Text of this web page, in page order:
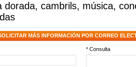
dorada, cambrils, música,
MÁS INFORMACIÓN POR CORREO
* Consulta